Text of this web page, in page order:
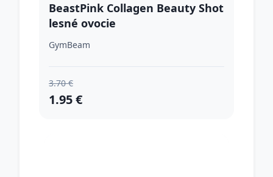
BeastPink Collagen Beauty Shot
lesné ovocie
GymBeam
3.70 €
1.95 €